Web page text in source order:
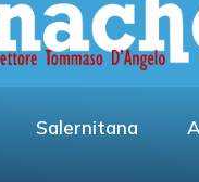
Salernitana